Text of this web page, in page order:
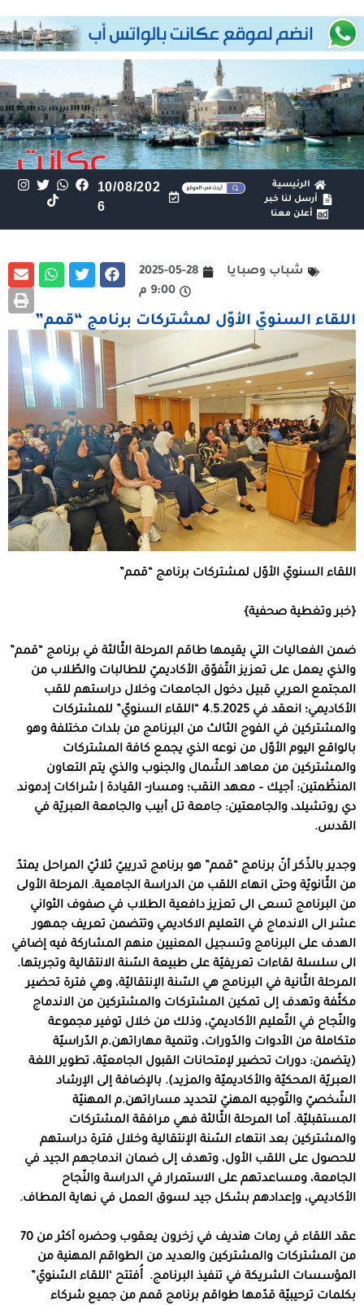
الرئيسية
أرسل لنا خبر
أعلن معنا
10/08/202
6
شباب وصبايا
2025-05-28
9:00 م
اللقاء السنويّ الأوّل لمشتركات برنامج “قمم”
اللقاء السنويّ الأوّل لمشتركات برنامج “قمم”
{خبر وتغطية صحفية}
ضمن الفعاليات التي يقيمها طاقم المرحلة الثّالثة في برنامج “قمم”
والذي يعمل على تعزيز التّفوّق الأكاديميّ للطالبات والطّلاب من
المجتمع العربي قبيل دخول الجامعات وخلال دراستهم للقب
الأكاديمي؛ انعقد في 4.5.2025 “اللقاء السنويّ” للمشتركات
والمشتركين في الفوج الثالث من البرنامج من بلدات مختلفة وهو
بالواقع اليوم الأوّل من نوعه الذي يجمع كافة المشتركات
والمشتركين من معاهد الشّمال والجنوب والذي يتم التعاون
المنظّمتين: أجيك – معهد النقب؛ ومسار- القيادة | شراكات إدموند
دي روتشيلد، والجامعتين: جامعة تل أبيب والجامعة العبريّة في
القدس.
وجدير بالذّكر أنّ برنامج “قمم” هو برنامج تدريبيّ ثلاثيّ المراحل يمتدّ
من الثّانويّة وحتى انهاء اللقب من الدراسة الجامعية. المرحلة الأولى
من البرنامج تسعى الى تعزيز دافعية الطلاب في صفوف الثواني
عشر الى الاندماج في التعليم الاكاديمي وتتضمن تعريف جمهور
الهدف على البرنامج وتسجيل المعنيين منهم المشاركة فيه إضافي
الى سلسلة لقاءات تعريفيّة على طبيعة السّنة الانتقالية وتجربتها.
المرحلة الثّانية في البرنامج هي السّنة الإنتقاليّة، وهي فترة تحضير
مكثّفة وتهدف إلى تمكين المشتركات والمشتركين من الاندماج
والنّجاح في التّعليم الأكاديميّ، وذلك من خلال توفير مجموعة
متكاملة من الأدوات والدّورات، وتنمية مهاراتهن.م الدّراسيّة
(يتضمن: دورات تحضير لإمتحانات القبول الجامعيّة، تطوير اللغة
العبريّة المحكيّة والأكاديميّة والمزيد). بالإضافة إلى الإرشاد
الشّخصيّ والتّوجيه المهنيّ لتحديد مساراتهن.م المهنيّة
المستقبليّة. أما المرحلة الثّالثة فهي مرافقة المشتركات
والمشتركين بعد انتهاء السّنة الإنتقالية وخلال فترة دراستهم
للحصول على اللقب الأول، وتهدف إلى ضمان اندماجهم الجيد في
الجامعة، ومساعدتهم على الاستمرار في الدراسة والنّجاح
الأكاديمي، وإعدادهم بشكل جيد لسوق العمل في نهاية المطاف.
عقد اللقاء في رمات هنديف في زخرون يعقوب وحضره أكثر من 70
من المشتركات والمشتركين والعديد من الطواقم المهنية من
المؤسسات الشريكة في تنفيذ البرنامج. أُفتتح ‘اللقاء السّنويّ”
بكلمات ترحيبيّة قدّمها طواقم برنامج قمم من جميع شركاء